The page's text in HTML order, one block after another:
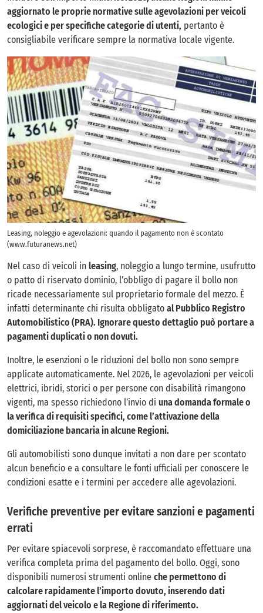
aggiornato le proprie normative sulle agevolazioni per veicoli
ecologici e per specifiche categorie di utenti, pertanto è
consigliabile verificare sempre la normativa locale vigente.
Leasing, noleggio e agevolazioni: quando il pagamento non è scontato
(www.futuranews.net)
Nel caso di veicoli in leasing, noleggio a lungo termine, usufrutto
o patto di riservato dominio, l’obbligo di pagare il bollo non
ricade necessariamente sul proprietario formale del mezzo. È
infatti determinante chi risulta obbligato al Pubblico Registro
Automobilistico (PRA). Ignorare questo dettaglio può portare a
pagamenti duplicati o non dovuti.
Inoltre, le esenzioni o le riduzioni del bollo non sono sempre
applicate automaticamente. Nel 2026, le agevolazioni per veicoli
elettrici, ibridi, storici o per persone con disabilità rimangono
vigenti, ma spesso richiedono l’invio di una domanda formale o
la verifica di requisiti specifici, come l’attivazione della
domiciliazione bancaria in alcune Regioni.
Gli automobilisti sono dunque invitati a non dare per scontato
alcun beneficio e a consultare le fonti ufficiali per conoscere le
condizioni esatte e i termini per accedere alle agevolazioni.
Verifiche preventive per evitare sanzioni e pagamenti
errati
Per evitare spiacevoli sorprese, è raccomandato effettuare una
verifica completa prima del pagamento del bollo. Oggi, sono
disponibili numerosi strumenti online che permettono di
calcolare rapidamente l’importo dovuto, inserendo dati
aggiornati del veicolo e la Regione di riferimento.